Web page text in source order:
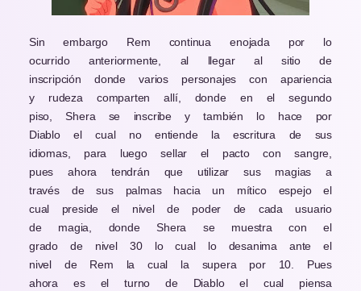
Sin embargo Rem continua enojada por lo
ocurrido anteriormente, al llegar al sitio de
inscripción donde varios personajes con apariencia
y rudeza comparten allí, donde en el segundo
piso, Shera se inscribe y también lo hace por
Diablo el cual no entiende la escritura de sus
idiomas, para luego sellar el pacto con sangre,
pues ahora tendrán que utilizar sus magias a
través de sus palmas hacia un mítico espejo el
cual preside el nivel de poder de cada usuario
de magia, donde Shera se muestra con el
grado de nivel 30 lo cual lo desanima ante el
nivel de Rem la cual la supera por 10. Pues
ahora es el turno de Diablo el cual piensa